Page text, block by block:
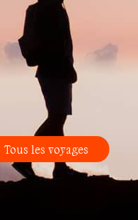
Tous les voyages